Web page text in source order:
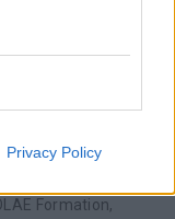
Privacy Policy
Formation,